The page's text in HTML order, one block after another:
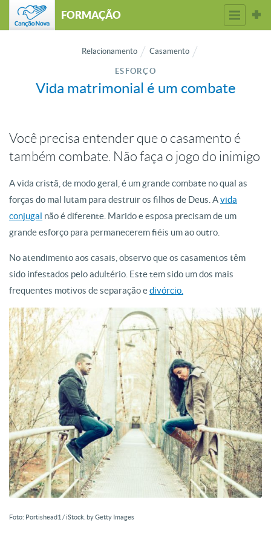
FORMAÇÃO
Relacionamento Casamento
ESFORÇO
Vida matrimonial é um combate
Você precisa entender que o casamento é
também combate. Não faça o jogo do inimigo
A vida cristã, de modo geral, é um grande combate no qual as
forças do mal lutam para destruir os filhos de Deus. Avida
conjugal não é diferente. Marido e esposa precisam de um
grande esforço para permanecerem fiéis um ao outro.
No atendimento aos casais, observo que os casamentos têm
sido infestados pelo adultério. Este tem sido um dos mais
frequentes motivos de separação edivórcio.
Foto: Portishead1 / iStock. by Getty Images